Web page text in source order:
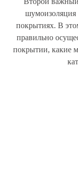
шумоизоляция
покрытиях. В
правильно
покрытии, какие